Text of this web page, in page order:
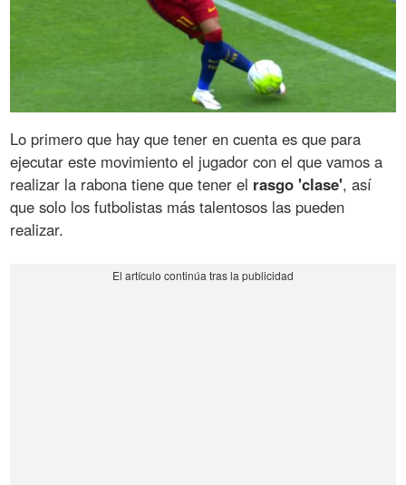
Lo primero que hay que tener en cuenta es que para
ejecutar este movimiento el jugador con el que vamos a
realizar la rabona tiene que tener el rasgo 'clase', así
que solo los futbolistas más talentosos las pueden
realizar.